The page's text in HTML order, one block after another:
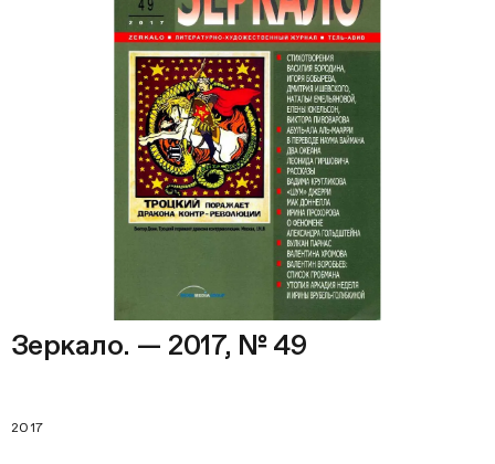
Зеркало. — 2017, № 49
2017